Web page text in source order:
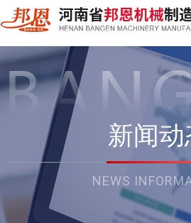
新闻动
NEWS